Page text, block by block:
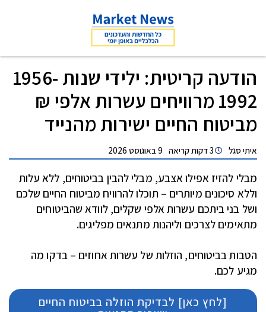
הודעה קריטית: ילידי שנות 1956-
1992 מרוויחים עשרות אלפי ₪
מביטוח החיים ישירות מהנייד
איתי סגל 3 דקות קריאה 9 באוגוסט 2026
מבלי להזיז אפילו אצבע, מבלי להבין בביטוחים, ללא עלות
וללא סיכונים מיותרים – תוכלו להרוויח מביטוח החיים שלכם
ושל בני ביתכם עשרות אלפי שקלים, לוודא שהביטוחים
מתאימים לצרכים וליהנות מתנאים מפליגים.
הטבות בביטוחים, הוזלות של עשרות אחוזים – בדקו מה
מגיע לכם.
[לחץ כאן] לבדיקת הוזלה בביטוח החיים